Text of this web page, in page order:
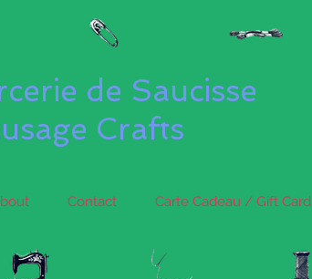
de Saucisse
Crafts
Contact Carte Cadeau / Gift Card